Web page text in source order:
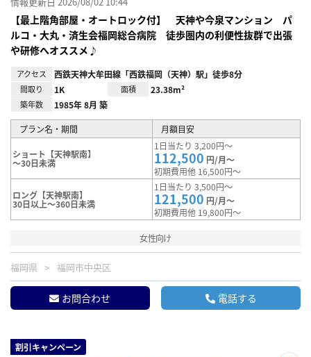
【最上階角部屋・オートロック付】 天神や今泉マンション パ
ルコ・大丸・済生会福岡総合病院 徒歩圏内の利便性抜群で出張
や研修へオススメ♪
アクセス 西鉄天神大牟田線「西鉄福岡（天神）駅」徒歩8分
間取り 1K 面積 23.38m²
築年数 1985年 8月 築
プラン名・期間 月額目安
ショート【天神駅南】
～30日未満
1日当たり 3,200円～
112,500 円/月～
初期費用他 16,500円～
ロング【天神駅南】
30日以上～360日未満
1日当たり 3,500円～
121,500 円/月～
初期費用他 19,800円～
女性向け
福岡県 福岡市中央区
お問合わせ 電話する
割引キャンペーン